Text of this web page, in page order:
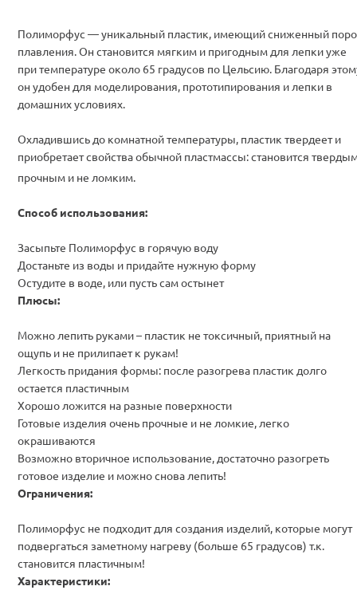
Полиморфус — уникальный пластик, имеющий сниженный
плавления. Он становится мягким и пригодным для лепки уже
при температуре около 65 градусов по Цельсию. Благодаря
он удобен для моделирования, прототипирования и лепки в
домашних условиях.
Охладившись до комнатной температуры, пластик твердеет и
приобретает свойства обычной пластмассы: становится
прочным и не ломким.
Способ использования:
Засыпьте Полиморфус в горячую воду
Достаньте из воды и придайте нужную форму
Остудите в воде, или пусть сам остынет
Плюсы:
Можно лепить руками – пластик не токсичный, приятный на
ощупь и не прилипает к рукам!
Легкость придания формы: после разогрева пластик долго
остается пластичным
Хорошо ложится на разные поверхности
Готовые изделия очень прочные и не ломкие, легко
окрашиваются
Возможно вторичное использование, достаточно разогреть
готовое изделие и можно снова лепить!
Ограничения:
Полиморфус не подходит для создания изделий, которые могут
подвергаться заметному нагреву (больше 65 градусов) т.к.
становится пластичным!
Характеристики: